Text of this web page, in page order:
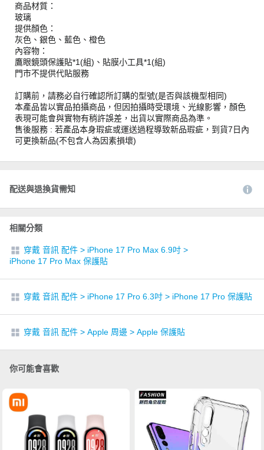
商品材質：
玻璃
提供顏色：
灰色、銀色、藍色、橙色
內容物：
鷹眼鏡頭保護貼*1(組)、貼膜小工具*1(組)
門市不提供代貼服務
訂購前，請務必自行確認所訂購的型號(是否與該機型相同)
本產品皆以實品拍攝商品，但因拍攝時受環境、光線影響，顏色
表現可能會與實物有稍許誤差，出貨以實際商品為準。
售後服務 : 若產品本身瑕疵或運送過程導致新品瑕疵，到貨7日內
可更換新品(不包含人為因素損壞)
配送與退換貨需知
相關分類
穿戴 音訊 配件 > iPhone 17 Pro Max 6.9吋 >
iPhone 17 Pro Max 保護貼
穿戴 音訊 配件 > iPhone 17 Pro 6.3吋 > iPhone 17 Pro 保護貼
穿戴 音訊 配件 > Apple 周邊 > Apple 保護貼
你可能會喜歡